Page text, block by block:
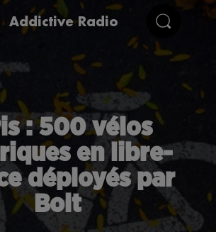
Addictive Radio
: 500 vélos
en libre-
déployés par
Bolt